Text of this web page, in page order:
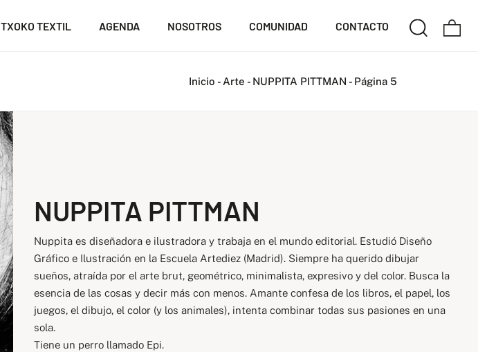
TXOKO TEXTIL AGENDA NOSOTROS COMUNIDAD CONTACTO
Inicio - Arte - NUPPITA PITTMAN - Página 5
NUPPITA PITTMAN
Nuppita es diseñadora e ilustradora y trabaja en el mundo editorial. Estudió Diseño
Gráfico e Ilustración en la Escuela Artediez (Madrid). Siempre ha querido dibujar
sueños, atraída por el arte brut, geométrico, minimalista, expresivo y del color. Busca la
esencia de las cosas y decir más con menos. Amante confesa de los libros, el papel, los
juegos, el dibujo, el color (y los animales), intenta combinar todas sus pasiones en una
sola.
Tiene un perro llamado Epi.